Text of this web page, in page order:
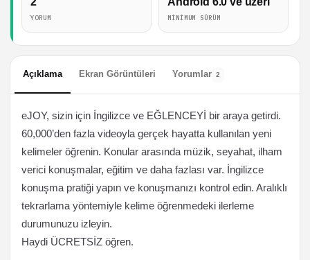
YORUM MINIMUM SÜRÜM
Açıklama Ekran Görüntüleri Yorumlar 2
eJOY, sizin için İngilizce ve EĞLENCEYİ bir araya getirdi.
60,000’den fazla videoyla gerçek hayatta kullanılan yeni
kelimeler öğrenin. Konular arasında müzik, seyahat, ilham
verici konuşmalar, eğitim ve daha fazlası var. İngilizce
konuşma pratiği yapın ve konuşmanızı kontrol edin. Aralıklı
tekrarlama yöntemiyle kelime öğrenmedeki ilerleme
durumunuzu izleyin.
Haydi ÜCRETSİZ öğren.